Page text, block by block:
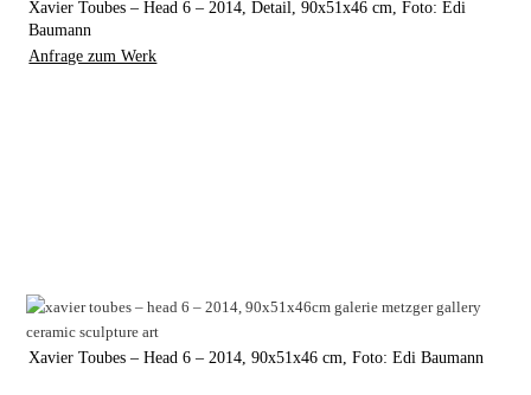
Xavier Toubes – Head 6 – 2014, Detail, 90x51x46 cm, Foto: Edi
Baumann
Anfrage zum Werk
Xavier Toubes – Head 6 – 2014, 90x51x46 cm, Foto: Edi Baumann